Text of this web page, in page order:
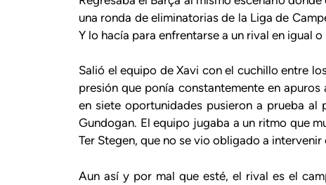
una ronda de eliminatorias de la Liga de
Y lo hacía para enfrentarse a un rival en igual
Salió el equipo de Xavi con el cuchillo entre
presión que ponía constantemente en
en siete oportunidades pusieron a prueba al
Gundogan. El equipo jugaba a un ritmo que
Ter Stegen, que no se vio obligado a
Aun así y por mal que esté, el rival es el